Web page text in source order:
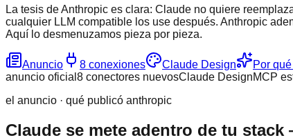
La tesis de Anthropic es clara: Claude no quiere
cualquier LLM compatible los use después. Anthropic
Aquí lo desmenuzamos pieza por pieza.
Anuncio 8 conexiones Claude Design Por
anuncio oficial 8 conectores nuevosClaude DesignMCP
el anuncio · qué publicó anthropic
Claude se mete adentro de tu